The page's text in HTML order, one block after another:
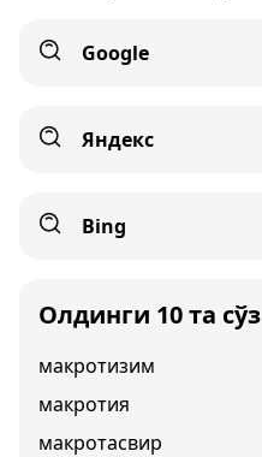
Google
Яндекс
Bing
Олдинги 10 та сўз
макротизим
макротия
макротасвир